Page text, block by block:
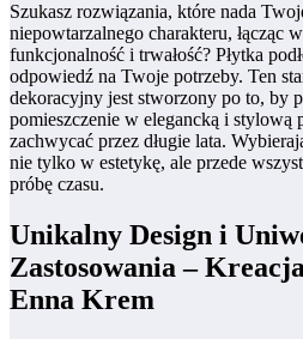
Szukasz rozwiązania, które nada
niepowtarzalnego charakteru, łącząc
funkcjonalność i trwałość? Płytka
odpowiedź na Twoje potrzeby. Ten
dekoracyjny jest stworzony po to, by
pomieszczenie w elegancką i stylową
zachwycać przez długie lata.
nie tylko w estetykę, ale przede
próbę czasu.
Unikalny Design i
Zastosowania –
Enna Krem